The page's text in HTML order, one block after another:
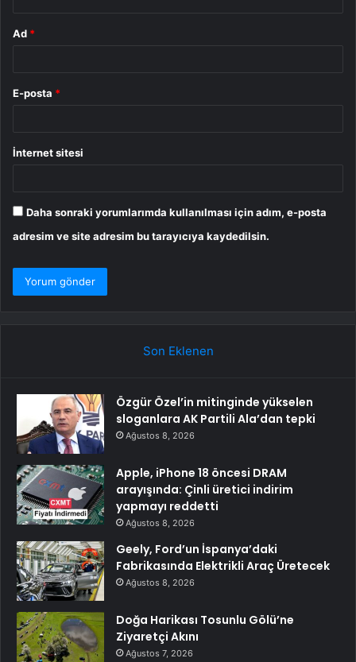
Ad *
E-posta *
İnternet sitesi
Daha sonraki yorumlarımda kullanılması için adım, e-posta
adresim ve site adresim bu tarayıcıya kaydedilsin.
Son Eklenen
Özgür Özel’in mitinginde yükselen
sloganlara AK Partili Ala’dan tepki
Ağustos 8, 2026
Apple, iPhone 18 öncesi DRAM
arayışında: Çinli üretici indirim
yapmayı reddetti
Ağustos 8, 2026
Geely, Ford’un İspanya’daki
Fabrikasında Elektrikli Araç Üretecek
Ağustos 8, 2026
Doğa Harikası Tosunlu Gölü’ne
Ziyaretçi Akını
Ağustos 7, 2026